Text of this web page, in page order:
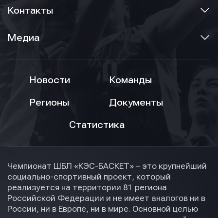
Контакты
Медиа
Новости
Команды
Регионы
Документы
Статистика
Чемпионат ШБЛ «КЭС-БАСКЕТ» – это крупнейший
социально-спортивный проект, который
реализуется на территории 81 региона
Российской Федерации и не имеет аналогов ни в
России, ни в Европе, ни в мире. Основной целью